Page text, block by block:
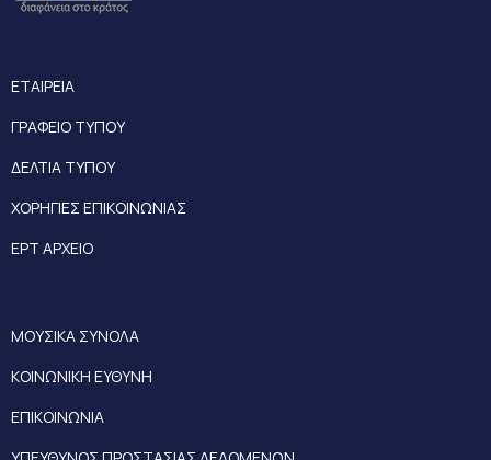
ΕΤΑΙΡΕΙΑ
ΓΡΑΦΕΙΟ ΤΥΠΟΥ
ΔΕΛΤΙΑ ΤΥΠΟΥ
ΧΟΡΗΓΙΕΣ ΕΠΙΚΟΙΝΩΝΙΑΣ
ΕΡΤ ΑΡΧΕΙΟ
ΜΟΥΣΙΚΑ ΣΥΝΟΛΑ
ΚΟΙΝΩΝΙΚΗ ΕΥΘΥΝΗ
ΕΠΙΚΟΙΝΩΝΙΑ